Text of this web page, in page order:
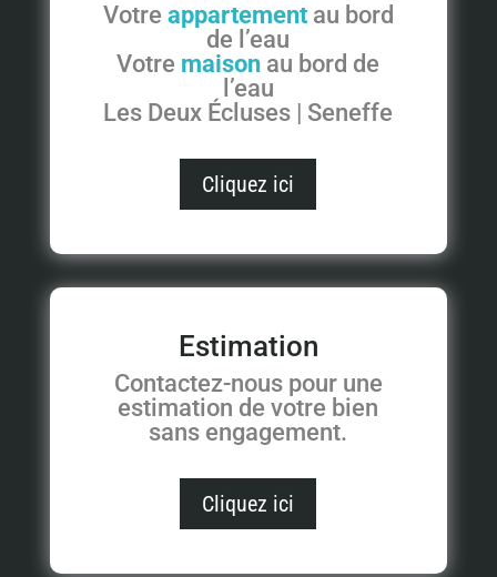
Votre appartementau bord
de l’eau
Votre maison au bord de
l’eau
Les Deux Écluses | Seneffe
Cliquez ici
Estimation
Contactez-nous pour une
estimation de votre bien
sans engagement.
Cliquez ici